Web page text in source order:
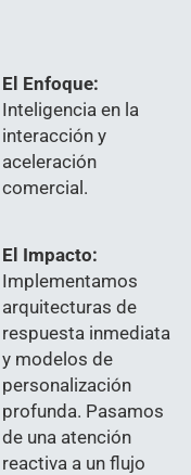
El Enfoque:
Inteligencia en la
interacción y
aceleración
comercial.
El Impacto:
Implementamos
arquitecturas de
respuesta inmediata
y modelos de
personalización
profunda. Pasamos
de una atención
reactiva a un flujo